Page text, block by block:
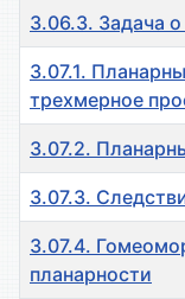
3.06.3. Задача
3.07.1.
трехмерное
3.07.2.
3.07.3.
3.07.4.
планарности